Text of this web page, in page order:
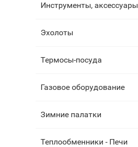
Инструменты, аксессуары
Эхолоты
Термосы-посуда
Газовое оборудование
Зимние палатки
Теплообменники - Печи